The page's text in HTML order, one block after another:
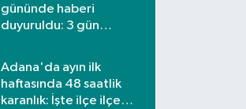
gününde haberi
duyuruldu: 3 gün
Adana'da ayın ilk
haftasında 48 saatlik
karanlık: İşte ilçe ilçe